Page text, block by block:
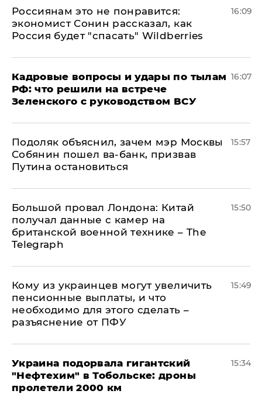
Россиянам это не понравится:
экономист Сонин рассказал, как
Россия будет "спасать" Wildberries
16:09
Кадровые вопросы и удары по тылам
РФ: что решили на встрече
Зеленского с руководством ВСУ
16:07
Подоляк объяснил, зачем мэр Москвы
Собянин пошел ва-банк, призвав
Путина остановиться
15:57
Большой провал Лондона: Китай
получал данные с камер на
британской военной технике – The
Telegraph
15:50
Кому из украинцев могут увеличить
пенсионные выплаты, и что
необходимо для этого сделать –
разъяснение от ПФУ
15:49
Украина подорвала гигантский
"Нефтехим" в Тобольске: дроны
пролетели 2000 км
15:34